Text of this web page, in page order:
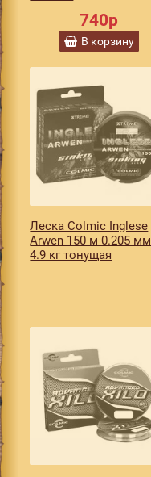
740р
В корзину
Леска Colmic Inglese
Arwen 150 м 0.205 мм
4.9 кг тонущая